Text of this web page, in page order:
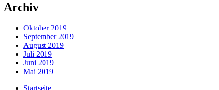
Archiv
Oktober 2019
September 2019
August 2019
Juli 2019
Juni 2019
Mai 2019
Startseite